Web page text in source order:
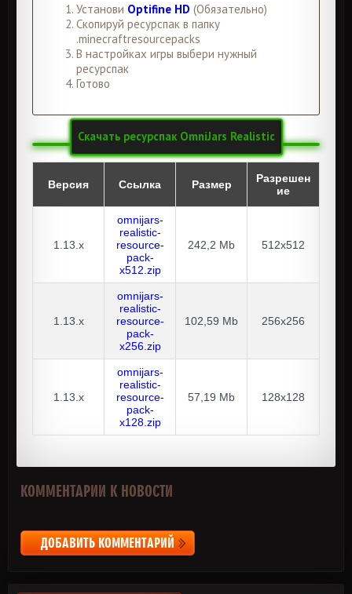
Установи Optifine HD (Обязательно)
Скопируй ресурспак в папку
.minecraftresourcepacks
В настройках игры выбери нужный
ресурспак
Готово
Скачать ресурспак OmniJars Realistic
Версия Ссылка Размер
Разрешен
ие
1.13.x
omnijars-
realistic-
resource-
pack-
x512.zip
242,2 Mb 512x512
1.13.x
omnijars-
realistic-
resource-
pack-
x256.zip
102,59 Mb 256x256
1.13.x
omnijars-
realistic-
resource-
pack-
x128.zip
57,19 Mb 128x128
КОММЕНТАРИИ К НОВОСТИ
ДОБАВИТЬ КОММЕНТАРИЙ